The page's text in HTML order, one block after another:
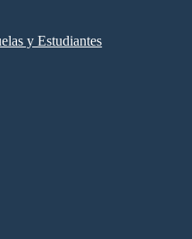
y Estudiantes